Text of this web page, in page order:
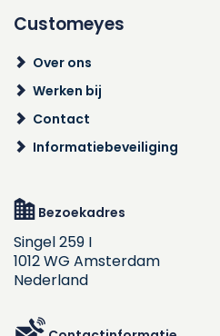
Customeyes
Over ons
Werken bij
Contact
Informatiebeveiliging
Bezoekadres
Singel 259 I
1012 WG Amsterdam
Nederland